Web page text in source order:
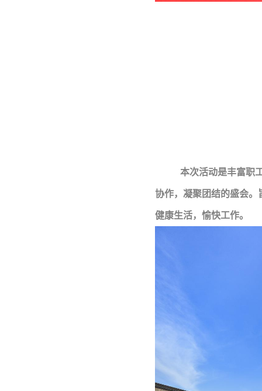
本次活动是丰富职
协作，凝聚团结的盛会。
健康生活，愉快工作。